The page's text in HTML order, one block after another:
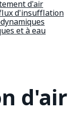
d'air
d'insufflation
et à eau
d'air